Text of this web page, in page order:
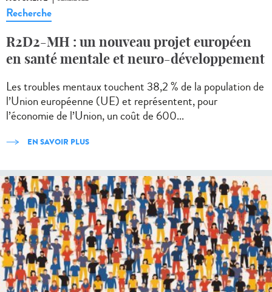
Recherche
R2D2-MH : un nouveau projet européen
en santé mentale et neuro-développement
Les troubles mentaux touchent 38,2 % de la population de
l’Union européenne (UE) et représentent, pour
l’économie de l’Union, un coût de 600...
EN SAVOIR PLUS